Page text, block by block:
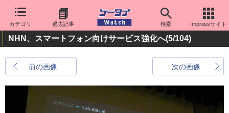
カテゴリ 過去記事 検索 Impressサイト
NHN、スマートフォン向けサービス強化へ(5/104)
前の画像 次の画像